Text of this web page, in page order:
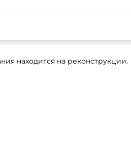
находится на реконструкции.